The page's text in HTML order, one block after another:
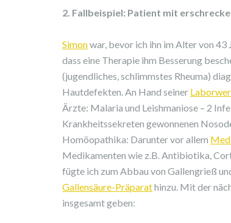
2. Fallbeispiel: Patient mit
Simonwar, bevor ich ihn im Alter von 43
dass eine Therapie ihm Besserung
(jugendliches, schlimmstes Rheuma)
Hautdefekten. An Hand seiner
Ärzte: Malaria und Leishmaniose – 2
Krankheitssekreten gewonnenen
Homöopathika: Darunter vor allem
Medikamenten wie z.B. Antibiotika,
fügte ich zum Abbau von Gallengrieß
Gallensäure-Präparathinzu. Mit der
insgesamt geben: